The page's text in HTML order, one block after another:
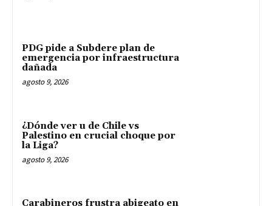
PDG pide a Subdere plan de
emergencia por infraestructura
dañada
agosto 9, 2026
¿Dónde ver u de Chile vs
Palestino en crucial choque por
la Liga?
agosto 9, 2026
Carabineros frustra abigeato en